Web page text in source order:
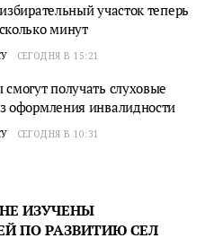
участок теперь
минут
СЕГОДНЯ В 15:21
получать слуховые
оформления инвалидности
СЕГОДНЯ В 10:31
ИЗУЧЕНЫ
ПО РАЗВИТИЮ СЕЛ